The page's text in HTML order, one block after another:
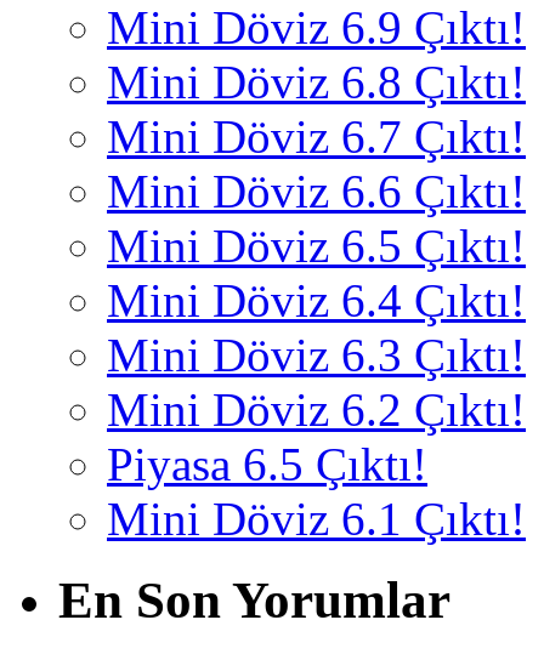
Mini Döviz 6.9 Çıktı!
Mini Döviz 6.8 Çıktı!
Mini Döviz 6.7 Çıktı!
Mini Döviz 6.6 Çıktı!
Mini Döviz 6.5 Çıktı!
Mini Döviz 6.4 Çıktı!
Mini Döviz 6.3 Çıktı!
Mini Döviz 6.2 Çıktı!
Piyasa 6.5 Çıktı!
Mini Döviz 6.1 Çıktı!
En Son Yorumlar